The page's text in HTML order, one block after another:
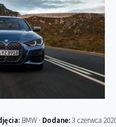
BMW · Dodane:3 czerwca